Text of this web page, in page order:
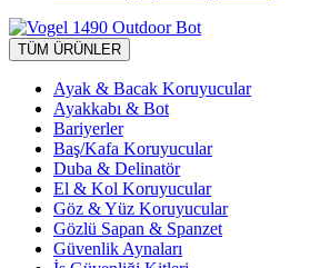
TÜM ÜRÜNLER
Ayak & Bacak Koruyucular
Ayakkabı & Bot
Bariyerler
Baş/Kafa Koruyucular
Duba & Delinatör
El & Kol Koruyucular
Göz & Yüz Koruyucular
Gözlü Sapan & Spanzet
Güvenlik Aynaları